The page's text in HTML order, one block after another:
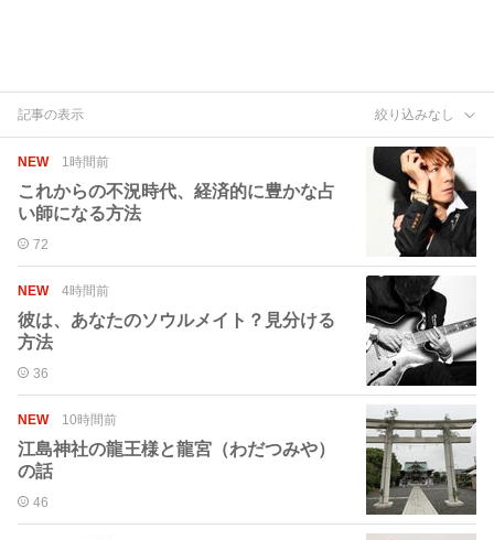
記事の表示 絞り込みなし
NEW 1時間前
これからの不況時代、経済的に豊かな占
い師になる方法
72
NEW 4時間前
彼は、あなたのソウルメイト？見分ける
方法
36
NEW 10時間前
江島神社の龍王様と龍宮（わだつみや）
の話
46